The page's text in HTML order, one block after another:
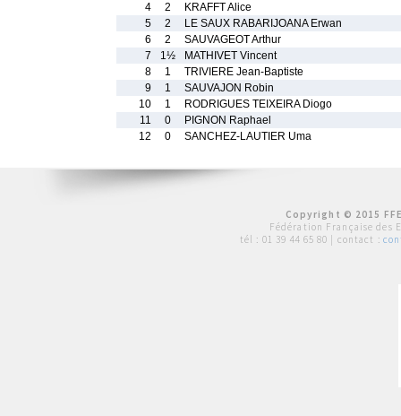
4
2
KRAFFT Alice
5
2
LE SAUX RABARIJOANA Erwan
6
2
SAUVAGEOT Arthur
7
1½
MATHIVET Vincent
8
1
TRIVIERE Jean-Baptiste
9
1
SAUVAJON Robin
10
1
RODRIGUES TEIXEIRA Diogo
11
0
PIGNON Raphael
12
0 SANCHEZ-LAUTIER Uma
Copyright © 2015
Fédération Française des
tél : 01 39 44 65 80 | contact :